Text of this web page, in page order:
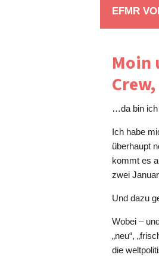
EFMR
Moin
Crew,
…da bin ich
Ich habe
überhaupt
kommt es
zwei
Und dazu
Wobei –
„neu“,
die